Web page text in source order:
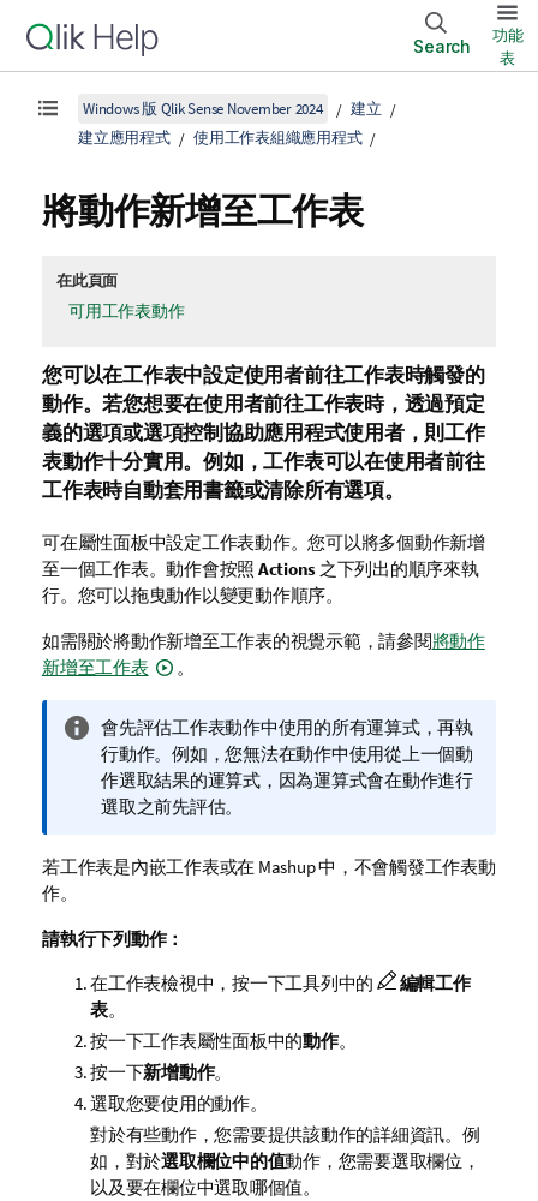
Search
功能
表
Windows 版 Qlik Sense November 2024
建立
建立應用程式
使用工作表組織應用程式
將動作新增至工作表
在此頁面
可用工作表動作
您可以在工作表中設定使用者前往工作表時觸發的
動作。若您想要在使用者前往工作表時，透過預定
義的選項或選項控制協助應用程式使用者，則工作
表動作十分實用。例如，工作表可以在使用者前往
工作表時自動套用書籤或清除所有選項。
可在屬性面板中設定工作表動作。您可以將多個動作新增
至一個工作表。動作會按照 Actions 之下列出的順序來執
行。您可以拖曳動作以變更動作順序。
如需關於將動作新增至工作表的視覺示範，請參閱將動作
新增至工作表
。
資
訊
備
註
會先評估工作表動作中使用的所有運算式，再執
行動作。例如，您無法在動作中使用從上一個動
作選取結果的運算式，因為運算式會在動作進行
選取之前先評估。
若工作表是內嵌工作表或在 Mashup 中，不會觸發工作表動
作。
請執行下列動作：
在工作表檢視中，按一下工具列中的
編輯工作
表。
按一下工作表屬性面板中的動作。
按一下新增動作。
選取您要使用的動作。
對於有些動作，您需要提供該動作的詳細資訊。例
如，對於選取欄位中的值動作，您需要選取欄位，
以及要在欄位中選取哪個值。